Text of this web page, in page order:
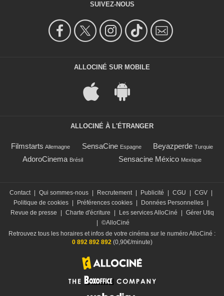
SUIVEZ-NOUS
ALLOCINÉ SUR MOBILE
ALLOCINÉ À L'ÉTRANGER
Filmstarts Allemagne SensaCine Espagne Beyazperde Turquie
AdoroCinema Brésil Sensacine México Mexique
Contact Qui sommes-nous Recrutement Publicité CGU CGV
Politique de cookies
Préférences cookies Données Personnelles
Revue de presse
Charte d'écriture Les services AlloCiné
Gérer Utiq
©AlloCiné
Retrouvez tous les horaires et infos de votre cinéma sur le numéro AlloCiné :
0 892 892 892(0,90€/minute)